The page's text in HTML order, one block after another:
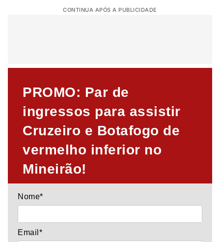
CONTINUA APÓS A PUBLICIDADE
PROMO: Par de
ingressos para assistir
Cruzeiro e Botafogo de
vermelho inferior no
Mineirão!
Nome*
Email*